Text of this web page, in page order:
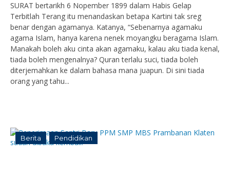
SURAT bertarikh 6 Nopember 1899 dalam Habis Gelap
Terbitlah Terang itu menandaskan betapa Kartini tak sreg
benar dengan agamanya. Katanya, “Sebenarnya agamaku
agama Islam, hanya karena nenek moyangku beragama Islam.
Manakah boleh aku cinta akan agamaku, kalau aku tiada kenal,
tiada boleh mengenalnya? Quran terlalu suci, tiada boleh
diterjemahkan ke dalam bahasa mana juapun. Di sini tiada
orang yang tahu...
Berita Pendidikan